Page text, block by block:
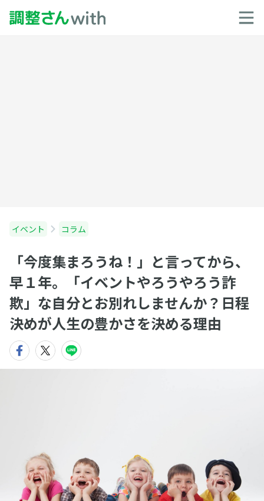
イベント コラム
「今度集まろうね！」と言ってから、
早１年。「イベントやろうやろう詐
欺」な自分とお別れしませんか？日程
決めが人生の豊かさを決める理由